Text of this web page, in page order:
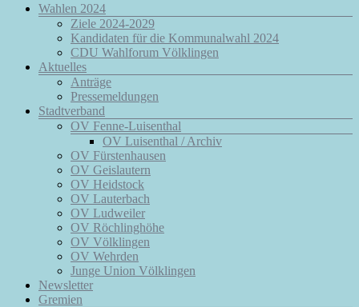
CDU
Stadtverband
Völklingen
Euch.
Menü
Wahlen 2024
Ziele 2024-2029
Kandidaten für die Kommunalwahl 2024
CDU Wahlforum Völklingen
Aktuelles
Anträge
Pressemeldungen
Stadtverband
OV Fenne-Luisenthal
OV Luisenthal / Archiv
OV Fürstenhausen
OV Geislautern
OV Heidstock
OV Lauterbach
OV Ludweiler
OV Röchlinghöhe
OV Völklingen
OV Wehrden
Junge Union Völklingen
Newsletter
Gremien